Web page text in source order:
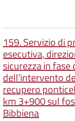
159. Servizio di
esecutiva,
sicurezza in
dell’intervento
recupero
km 3+900 sul
Bibbiena